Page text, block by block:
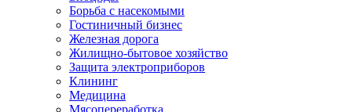
Борьба с насекомыми
Гостиничный бизнес
Железная дорога
Жилищно-бытовое хозяйство
Защита электроприборов
Клининг
Медицина
Мясопереработка